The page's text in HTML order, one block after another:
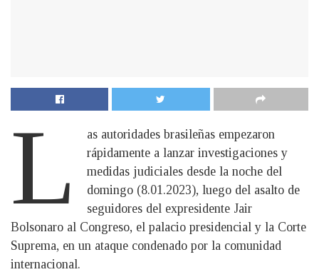
L
as autoridades brasileñas empezaron
rápidamente a lanzar investigaciones y
medidas judiciales desde la noche del
domingo (8.01.2023), luego del asalto de
seguidores del expresidente Jair
Bolsonaro al Congreso, el palacio presidencial y la Corte
Suprema, en un ataque condenado por la comunidad
internacional.